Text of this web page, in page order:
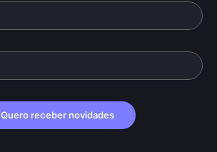
Quero receber novidades